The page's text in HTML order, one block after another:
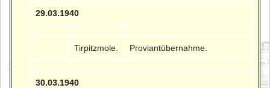
29.03.1940
Tirpitzmole. Proviantübernahme.
30.03.1940